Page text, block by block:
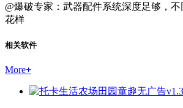
@爆破专家：武器配件系统深度足够，
花样
相关软件
More+